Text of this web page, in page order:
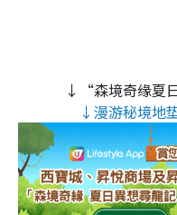
↓“森境奇缘夏
↓漫游秘境地